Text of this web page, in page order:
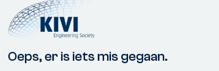
Oeps, er is iets mis gegaan.